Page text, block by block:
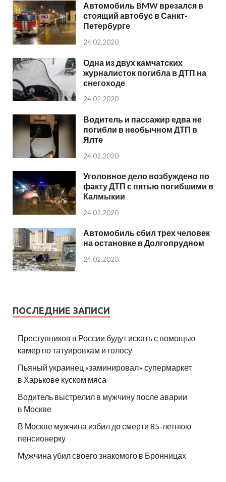
Автомобиль BMW врезался в
стоящий автобус в Санкт-
Петербурге
24.02.2020
Одна из двух камчатских
журналисток погибла в ДТП на
снегоходе
24.02.2020
Водитель и пассажир едва не
погибли в необычном ДТП в
Ялте
24.02.2020
Уголовное дело возбуждено по
факту ДТП с пятью погибшими в
Калмыкии
24.02.2020
Автомобиль сбил трех человек
на остановке в Долгопрудном
24.02.2020
ПОСЛЕДНИЕ ЗАПИСИ
Преступников в России будут искать с помощью
камер по татуировкам и голосу
Пьяный украинец «заминировал» супермаркет
в Харькове куском мяса
Водитель выстрелил в мужчину после аварии
в Москве
В Москве мужчина избил до смерти 85-летнюю
пенсионерку
Мужчина убил своего знакомого в Бронницах